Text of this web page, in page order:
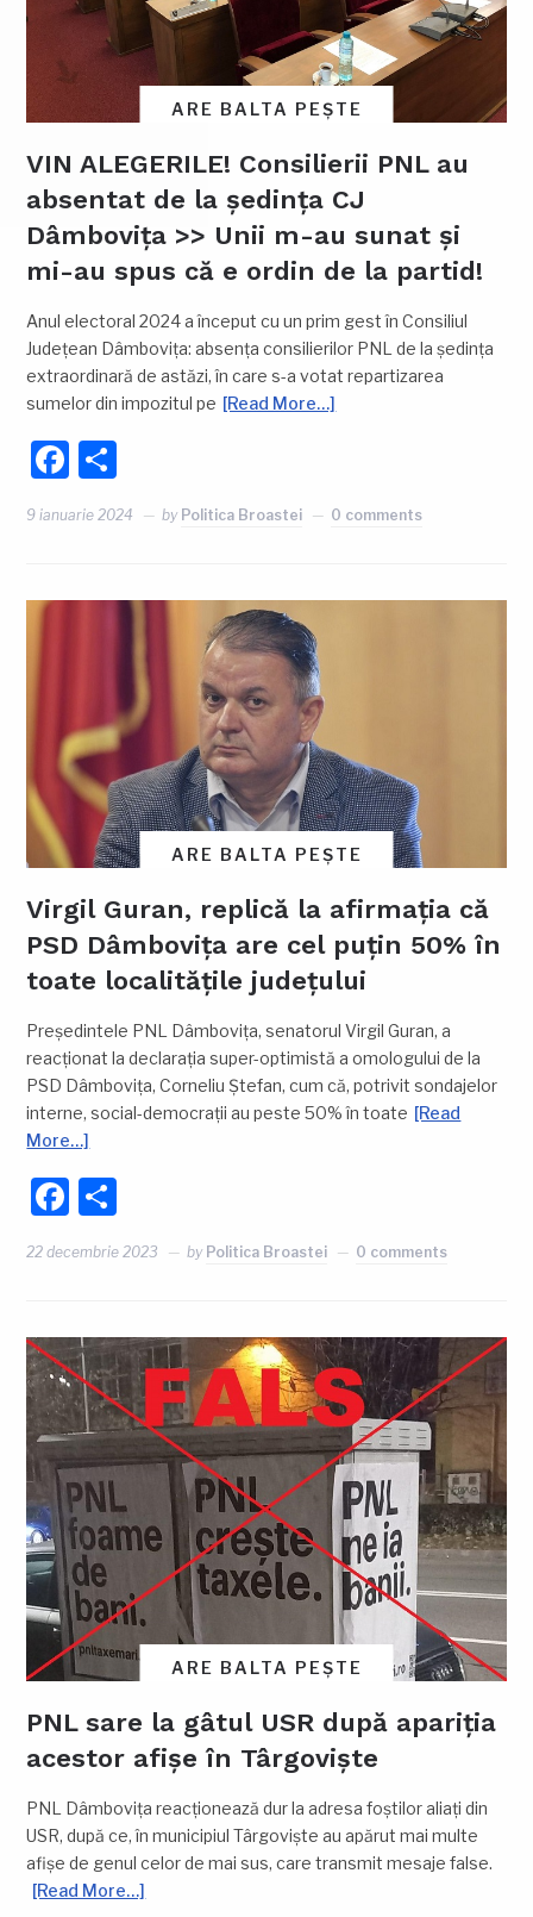
ARE BALTA PEȘTE
VIN ALEGERILE! Consilierii PNL au
absentat de la ședința CJ
Dâmbovița >> Unii m-au sunat și
mi-au spus că e ordin de la partid!
Anul electoral 2024 a început cu un prim gest în Consiliul
Județean Dâmbovița: absența consilierilor PNL de la ședința
extraordinară de astăzi, în care s-a votat repartizarea
sumelor din impozitul pe [Read More…]
Facebook
9 ianuarie 2024 by Politica Broastei 0 comments
ARE BALTA PEȘTE
Virgil Guran, replică la afirmația că
PSD Dâmbovița are cel puțin 50% în
toate localitățile județului
Președintele PNL Dâmbovița, senatorul Virgil Guran, a
reacționat la declarația super-optimistă a omologului de la
PSD Dâmbovița, Corneliu Ștefan, cum că, potrivit sondajelor
interne, social-democrații au peste 50% în toate [Read
More…]
Facebook
22 decembrie 2023 by Politica Broastei 0 comments
ARE BALTA PEȘTE
PNL sare la gâtul USR după apariția
acestor afișe în Târgoviște
PNL Dâmbovița reacționează dur la adresa foștilor aliați din
USR, după ce, în municipiul Târgoviște au apărut mai multe
afișe de genul celor de mai sus, care transmit mesaje false.
[Read More…]